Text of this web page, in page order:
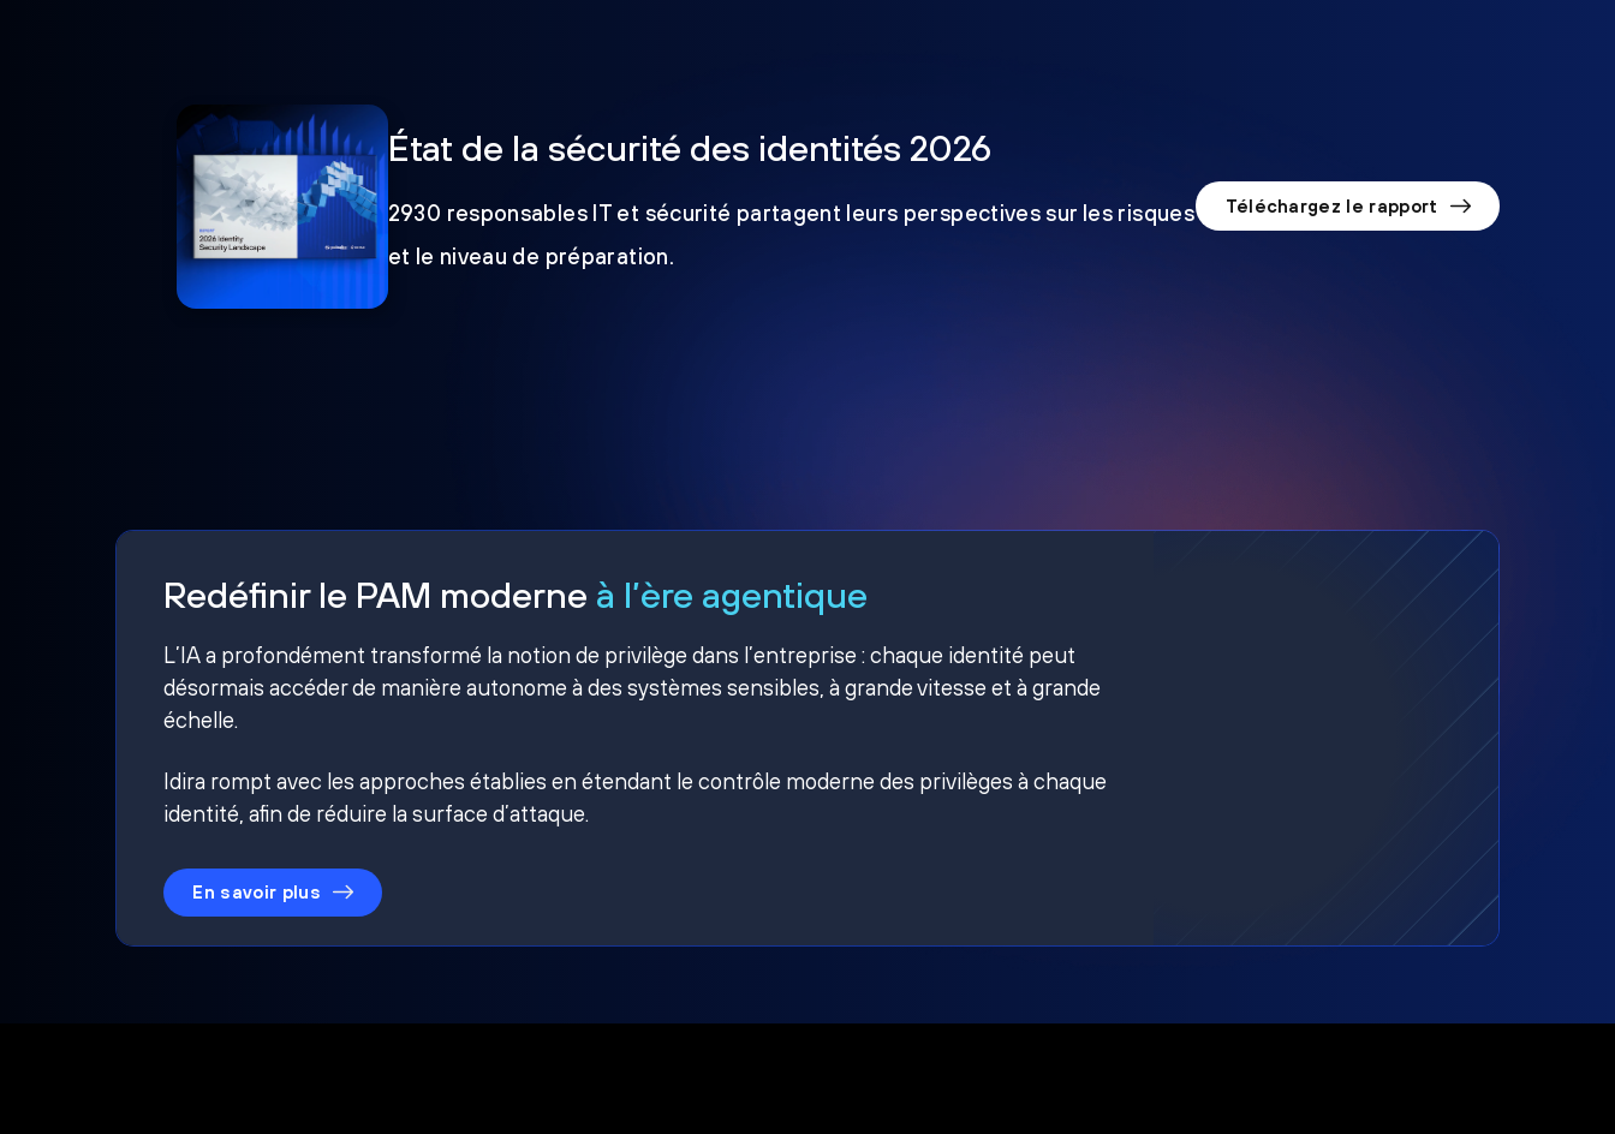
État de la sécurité des identités 2026
2930 responsables IT et sécurité partagent leurs perspectives sur les risques
et le niveau de préparation.
Téléchargez le rapport
Redéfinir le PAM moderne à l’ère agentique
L’IA a profondément transformé la notion de privilège dans l’entreprise : chaque identité peut
désormais accéder de manière autonome à des systèmes sensibles, à grande vitesse et à grande
échelle.
Idira rompt avec les approches établies en étendant le contrôle moderne des privilèges à chaque
identité, afin de réduire la surface d’attaque.
En savoir plus